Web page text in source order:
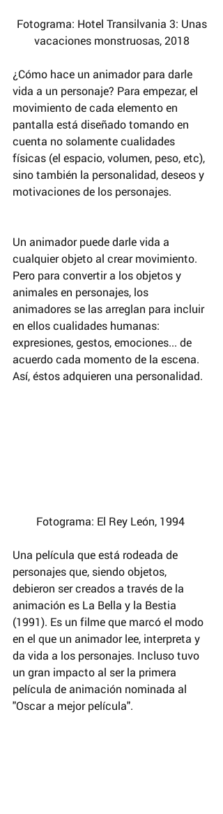
vacaciones monstruosas, 2018
¿Cómo hace un animador para darle
vida a un personaje? Para empezar, el
movimiento de cada elemento en
pantalla está diseñado tomando en
cuenta no solamente cualidades
físicas (el espacio, volumen, peso, etc),
sino también la personalidad, deseos y
motivaciones de los personajes.
Un animador puede darle vida a
cualquier objeto al crear movimiento.
Pero para convertir a los objetos y
animales en personajes, los
animadores se las arreglan para incluir
en ellos cualidades humanas:
expresiones, gestos, emociones... de
acuerdo cada momento de la escena.
Así, éstos adquieren una personalidad.
Fotograma: El Rey León, 1994
Una película que está rodeada de
personajes que, siendo objetos,
debieron ser creados a través de la
animación es La Bella y la Bestia
(1991). Es un filme que marcó el modo
en el que un animador lee, interpreta y
da vida a los personajes. Incluso tuvo
un gran impacto al ser la primera
película de animación nominada al
"Oscar a mejor película".